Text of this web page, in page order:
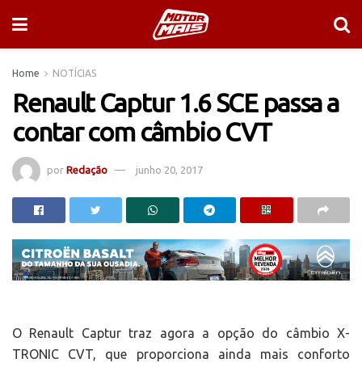
Home NOTÍCIAS
Renault Captur 1.6 SCE passa a
contar com câmbio CVT
por Redação junho 20, 2017
O Renault Captur traz agora a opção do câmbio X-
TRONIC CVT, que proporciona ainda mais conforto